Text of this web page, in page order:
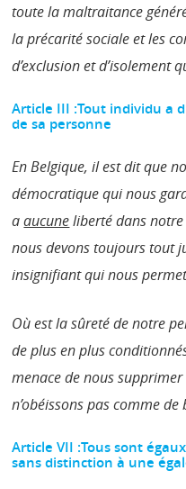
toute la maltraitance
la précarité sociale et les
d’exclusion et d’isolement
Article III :Tout individu a
de sa personne
En Belgique, il est dit que
démocratique qui nous
aaucuneliberté dans notre
nous devons toujours tout
insignifiant qui nous
Où est la sûreté de notre
de plus en plus
menace de nous
n’obéissons pas comme
Article VII :Tous sont
sans distinction à une